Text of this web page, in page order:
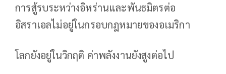
การสู้รบระหว่างอิหร่านและพันธมิตรต่อ
อิสราเอลไม่อยู่ในกรอบกฎหมายของอเมริกา
โลกยังอยู่ในวิกฤติ​ ค่าพลังงานยังสูงต่อไป